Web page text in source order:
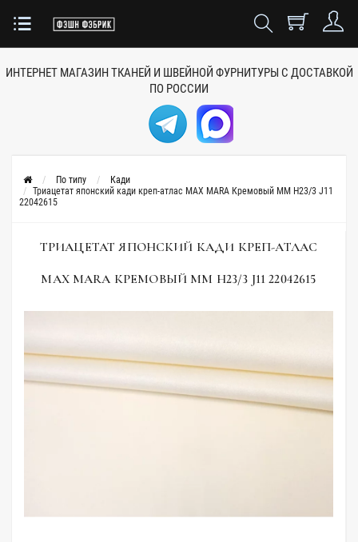
ИНТЕРНЕТ МАГАЗИН ТКАНЕЙ И ШВЕЙНОЙ ФУРНИТУРЫ С ДОСТАВКОЙ
ПО РОССИИ
По типу
Кади
Триацетат японский кади креп-атлас MAX MARA Кремовый MM H23/3 J11
22042615
ТРИАЦЕТАТ ЯПОНСКИЙ КАДИ КРЕП-АТЛАС
MAX MARA КРЕМОВЫЙ MM H23/3 J11 22042615